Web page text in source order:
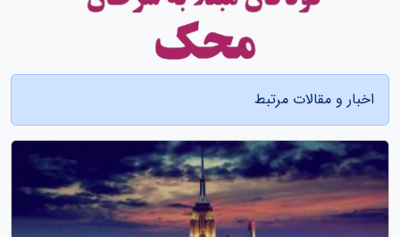
اخبار و مقالات مرتبط